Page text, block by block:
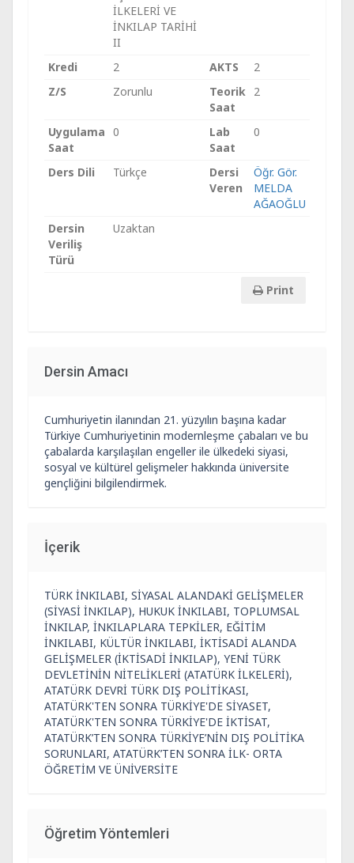
İLKELERİ VE
İNKILAP TARİHİ
II
Kredi 2 AKTS
2
Z/S
Zorunlu
Teorik
Saat
2
Uygulama
Saat
0
Lab
Saat
0
Ders Dili Türkçe
Dersi
Veren
Öğr. Gör.
MELDA
AĞAOĞLU
Dersin
Veriliş
Türü
Uzaktan
Print
Dersin Amacı
Cumhuriyetin ilanından 21. yüzyılın başına kadar
Türkiye Cumhuriyetinin modernleşme çabaları ve bu
çabalarda karşılaşılan engeller ile ülkedeki siyasi,
sosyal ve kültürel gelişmeler hakkında üniversite
gençliğini bilgilendirmek.
İçerik
TÜRK İNKILABI, SİYASAL ALANDAKİ GELİŞMELER
(SİYASİ İNKILAP), HUKUK İNKILABI, TOPLUMSAL
İNKILAP, İNKILAPLARA TEPKİLER, EĞİTİM
İNKILABI, KÜLTÜR İNKILABI, İKTİSADİ ALANDA
GELİŞMELER (İKTİSADİ İNKILAP), YENİ TÜRK
DEVLETİNİN NİTELİKLERİ (ATATÜRK İLKELERİ),
ATATÜRK DEVRİ TÜRK DIŞ POLİTİKASI,
ATATÜRK'TEN SONRA TÜRKİYE'DE SİYASET,
ATATÜRK'TEN SONRA TÜRKİYE'DE İKTİSAT,
ATATÜRK’TEN SONRA TÜRKİYE’NİN DIŞ POLİTİKA
SORUNLARI, ATATÜRK’TEN SONRA İLK- ORTA
ÖĞRETİM VE ÜNİVERSİTE
Öğretim Yöntemleri